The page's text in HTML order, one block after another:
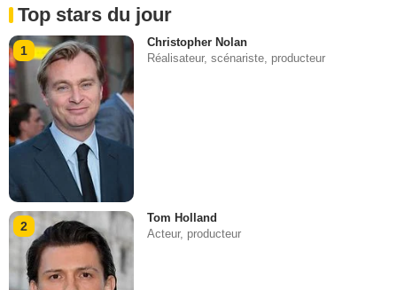
Top stars du jour
1
Christopher Nolan
Réalisateur, scénariste, producteur
2
Tom Holland
Acteur, producteur